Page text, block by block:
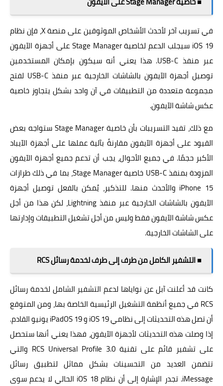
في تسريب آخر لأحدث الأشخاص الموثوقين على منصة X، فإن نظام
iOS 19 سيجلب الدعم لخاصية Stage Manager على أجهزة الآيفون
عبر منفذ USB-C. هذا يعني أنه سيكون بإمكان المستخدمين
توصيل أجهزة الآيفون بالشاشات الخارجية عبر منفذ USB-C لفتح
مجموعة متعددة من التطبيقات في آن واحد بشكل يتجاوز خاصية
عكس شاشة الآيفون.
مع ذلك، تفيد التسريبات بأن خاصية Stage Manager ستواجه بعض
القيود على أجهزة الآيفون مقارنةً بآلية عملها على أجهزة الآيباد
الأكبر حجمًا. في جميع الأحوال، يجب أن تدعم جميع أجهزة الآيفون
المزودة بمنفذ USB-C خاصية Stage Manager، بما في ذلك طرازات
iPhone 15 والأحدث منها. للتذكير، يُمكن بالفعل توصيل أجهزة
الآيفون بالشاشات الخارجية عبر منفذ Lightning، لكن هذا من أجل
عكس شاشة الآيفون فقط وليس من أجل تشغيل التطبيقات وإدارتها
على الشاشات الخارجية.
■ التشفير الكامل من طرف إلى طرف لخدمة رسائل RCS
كانت قد أعلنت آبل عن نواياها لدعم التشفير الشامل لخدمة رسائل
RCS في جميع أنظمة التشغيل الرئيسية الخاصة بها، ومن المتوقع
أن تصل هذه التحديثات إلى نظامي iOS 19 و iPadOS 19 يونيو القادم.
إذا وصلت هذه التحديثات لأجهزة الآيفون، فهذا يعني أنها ستحصل
على تشفير قائم على تقنية RCS Universal Profile 3.0 والتي
تتضمن العديد من التحسينات بشكل مماثل لتطبيق رسائل
iMessage. تجدر الإشارة إلى أن نظام iOS 18 الحالي لا يدعم سوى